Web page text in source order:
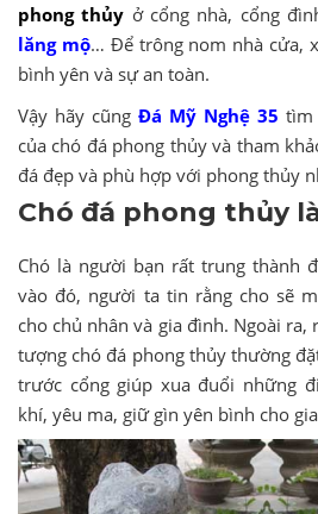
phong thủy ở cổng nhà, cổng
lăng mộ… Để trông nom nhà cửa,
bình yên và sự an toàn.
Vậy hãy cũng Đá Mỹ Nghệ 35 tìm
của chó đá phong thủy và tham
đá đẹp và phù hợp với phong thủy
Chó đá phong thủy
Chó là người bạn rất trung thành
vào đó, người ta tin rằng cho sẽ
cho chủ nhân và gia đình. Ngoài
tượng chó đá phong thủy thường
trước cổng giúp xua đuổi những
khí, yêu ma, giữ gìn yên bình cho